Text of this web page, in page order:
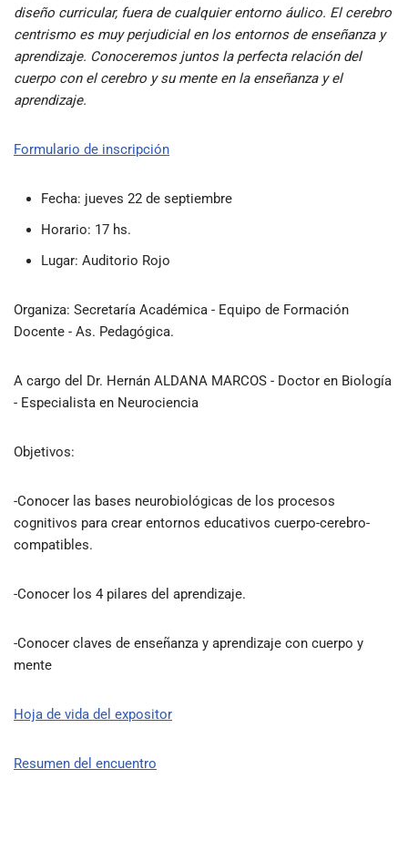
diseño curricular, fuera de cualquier entorno áulico. El cerebro
centrismo es muy perjudicial en los entornos de enseñanza y
aprendizaje. Conoceremos juntos la perfecta relación del
cuerpo con el cerebro y su mente en la enseñanza y el
aprendizaje.
Formulario de inscripción
Fecha: jueves 22 de septiembre
Horario: 17 hs.
Lugar: Auditorio Rojo
Organiza: Secretaría Académica - Equipo de Formación
Docente - As. Pedagógica.
A cargo del Dr. Hernán ALDANA MARCOS - Doctor en Biología
- Especialista en Neurociencia
Objetivos:
-Conocer las bases neurobiológicas de los procesos
cognitivos para crear entornos educativos cuerpo-cerebro-
compatibles.
-Conocer los 4 pilares del aprendizaje.
-Conocer claves de enseñanza y aprendizaje con cuerpo y
mente
Hoja de vida del expositor
Resumen del encuentro